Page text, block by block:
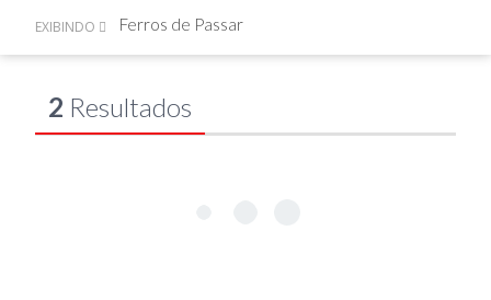
EXIBINDO Ferros de Passar
2 Resultados